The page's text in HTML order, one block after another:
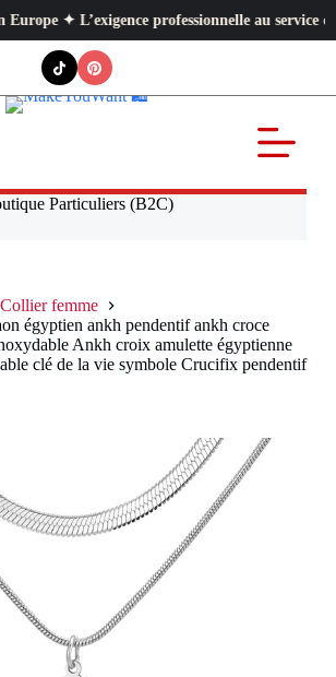
L’exigence professionnelle au service de
Particuliers (B2C)
Collier femme
égyptien ankh pendentif ankh croce
Ankh croix amulette égyptienne
clé de la vie symbole Crucifix pendentif